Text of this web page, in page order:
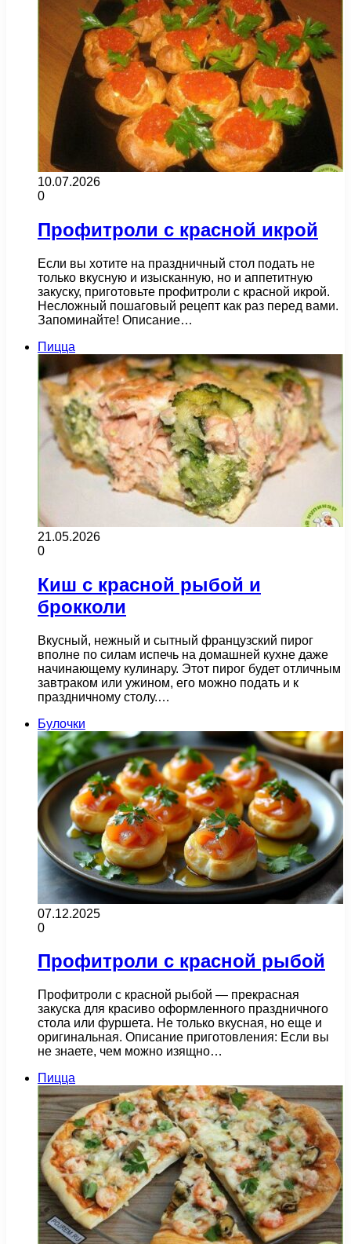
10.07.2026
0
Профитроли с красной икрой
Если вы хотите на праздничный стол подать не
только вкусную и изысканную, но и аппетитную
закуску, приготовьте профитроли с красной икрой.
Несложный пошаговый рецепт как раз перед вами.
Запоминайте! Описание…
Пицца
21.05.2026
0
Киш с красной рыбой и
брокколи
Вкусный, нежный и сытный французский пирог
вполне по силам испечь на домашней кухне даже
начинающему кулинару. Этот пирог будет отличным
завтраком или ужином, его можно подать и к
праздничному столу.…
Булочки
07.12.2025
0
Профитроли с красной рыбой
Профитроли с красной рыбой — прекрасная
закуска для красиво оформленного праздничного
стола или фуршета. Не только вкусная, но еще и
оригинальная. Описание приготовления: Если вы
не знаете, чем можно изящно…
Пицца